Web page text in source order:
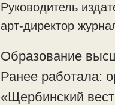
Руководитель
арт-директор
Образование
Ранее работала:
«Щербинский